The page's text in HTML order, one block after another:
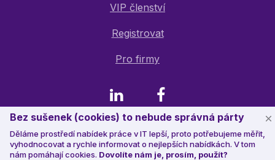
Bez sušenek (cookies) to nebude správná párty
Děláme prostředí nabídek práce v IT lepší, proto potřebujeme měřit,
vyhodnocovat a rychle informovat o nejlepších nabídkách. V tom
nám pomáhají cookies. Dovolíte nám je, prosím, použít?
VIP členství
Registrovat
Pro firmy
LinkedIn Facebook
© 2023 Jobstack.it, všechna práva vyhrazena